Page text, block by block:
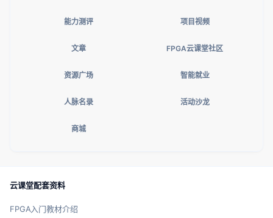
能力测评 项目视频
文章 FPGA云课堂社区
资源广场 智能就业
人脉名录 活动沙龙
商城
云课堂配套资料
FPGA入门教材介绍